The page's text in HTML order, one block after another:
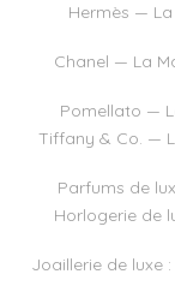
Hermès —
Chanel — La
Pomellato —
Tiffany & Co. —
Parfums de
Horlogerie de
Joaillerie de luxe